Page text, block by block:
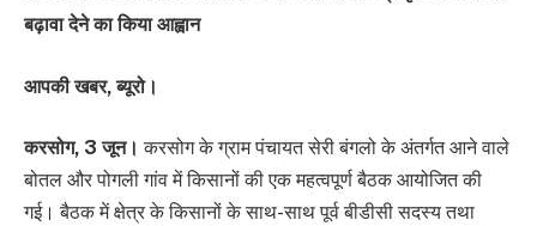
बढ़ावा देने का किया आह्वान
आपकी खबर, ब्यूरो।
करसोग, 3 जून। करसोग के ग्राम पंचायत सेरी बंगलो के अंतर्गत आने वाले
बोतल और पोगली गांव में किसानों की एक महत्वपूर्ण बैठक आयोजित की
गई। बैठक में क्षेत्र के किसानों के साथ-साथ पूर्व बीडीसी सदस्य तथा